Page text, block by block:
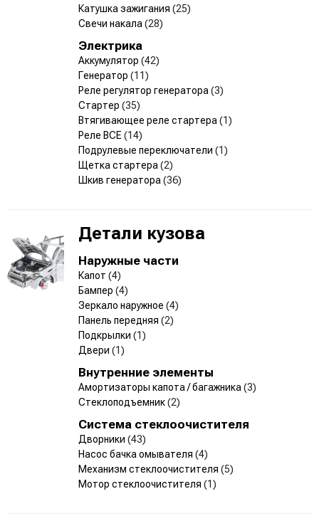
Катушка зажигания (25)
Свечи накала (28)
Электрика
Аккумулятор (42)
Генератор (11)
Реле регулятор генератора (3)
Стартер (35)
Втягивающее реле стартера (1)
Реле ВСЕ (14)
Подрулевые переключатели (1)
Щетка стартера (2)
Шкив генератора (36)
Детали кузова
Наружные части
Капот (4)
Бампер (4)
Зеркало наружное (4)
Панель передняя (2)
Подкрылки (1)
Двери (1)
Внутренние элементы
Амортизаторы капота / багажника (3)
Стеклоподъемник(2)
Система стеклоочистителя
Дворники (43)
Насос бачка омывателя (4)
Механизм стеклоочистителя (5)
Мотор стеклоочистителя (1)